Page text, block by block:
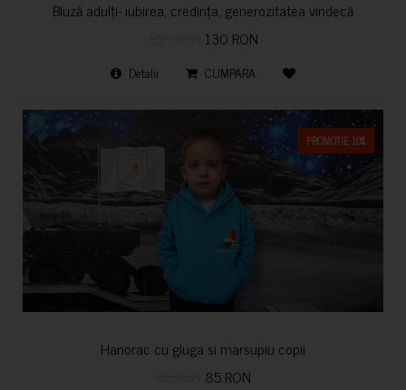
Bluză adulți- iubirea, credința, generozitatea vindecă
130 RON
Detalii CUMPARA
PROMOTIE 10%
Hanorac cu gluga si marsupiu copii
85 RON